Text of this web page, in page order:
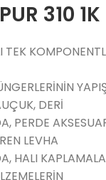
310 1K
TEK
DERİ
PERDE
LEVHA
HALI